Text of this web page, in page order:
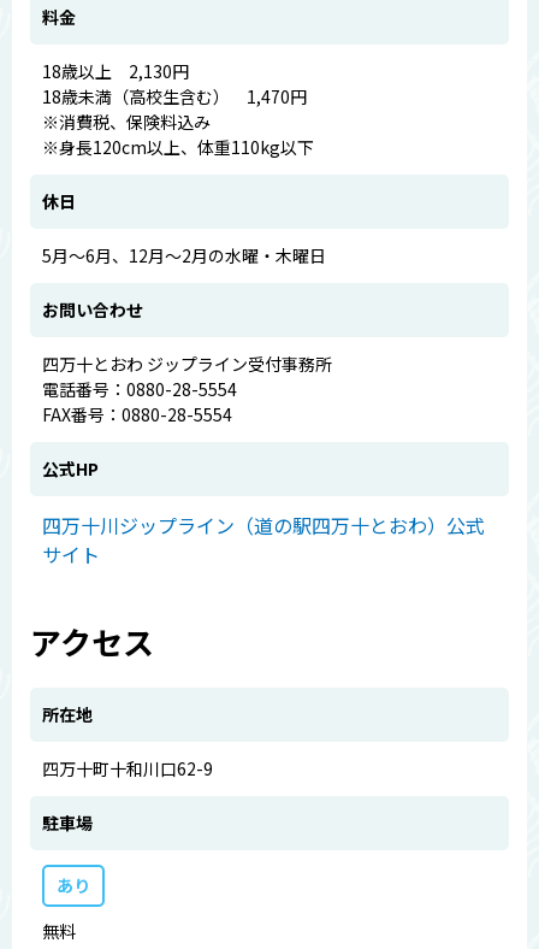
料金
18歳以上 2,130円
18歳未満（高校生含む） 1,470円
※消費税、保険料込み
※身長120cm以上、体重110kg以下
休日
5月～6月、12月～2月の水曜・木曜日
お問い合わせ
四万十とおわ ジップライン受付事務所
電話番号：0880-28-5554
FAX番号：0880-28-5554
公式HP
四万十川ジップライン（道の駅四万十とおわ）公式
サイト
アクセス
所在地
四万十町十和川口62-9
駐車場
あり
無料